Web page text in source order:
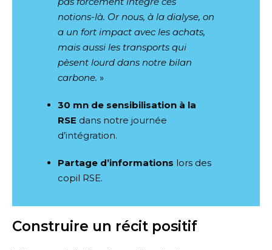
notions-là. Or nous, à la dialyse, on
a un fort impact avec les achats,
mais aussi les transports qui
pèsent lourd dans notre bilan
carbone. »
30 mn de sensibilisation à la
RSE dans notre journée
d’intégration.
Partage d’informations lors des
copil RSE.
Construire un récit positif